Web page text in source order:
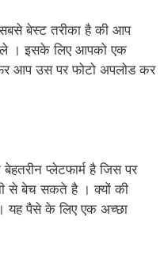
बेस्ट तरीका है की आप
। इसके लिए आपको एक
आप उस पर फोटो अपलोड कर
प्लेटफार्म है जिस पर
से बेच सकते है । क्यों की
यह पैसे के लिए एक अच्छा